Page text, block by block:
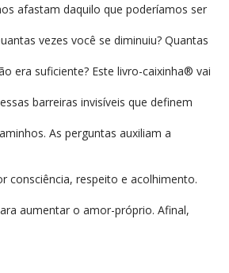
afastam daquilo que poderíamos ser
vezes você se diminuiu? Quantas
era suficiente? Este livro-caixinha® vai
barreiras invisíveis que definem
As perguntas auxiliam a
consciência, respeito e acolhimento.
aumentar o amor-próprio. Afinal,